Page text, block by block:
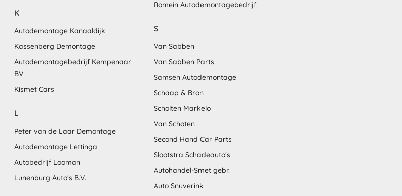
K
Autodemontage Kanaaldijk
Kassenberg Demontage
Autodemontagebedrijf Kempenaar
BV
Kismet Cars
L
Peter van de Laar Demontage
Autodemontage Lettinga
Autobedrijf Looman
Lunenburg Auto's B.V.
Romein Autodemontagebedrijf
S
Van Sabben
Van Sabben Parts
Samsen Autodemontage
Schaap & Bron
Scholten Markelo
Van Schoten
Second Hand Car Parts
Slootstra Schadeauto's
Autohandel-Smet gebr.
Auto Snuverink